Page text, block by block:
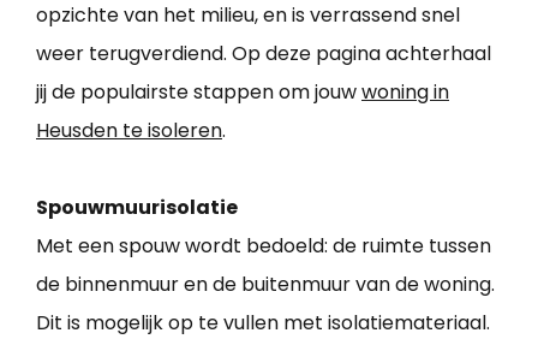
opzichte van het milieu, en is verrassend snel
weer terugverdiend. Op deze pagina achterhaal
jij de populairste stappen om jouwwoning in
Heusden te isoleren.
Spouwmuurisolatie
Met een spouw wordt bedoeld: de ruimte tussen
de binnenmuur en de buitenmuur van de woning.
Dit is mogelijk op te vullen met isolatiemateriaal.